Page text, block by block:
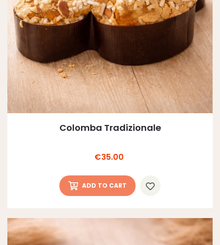
Colomba Tradizionale
Price
€35.00
ADD TO CART